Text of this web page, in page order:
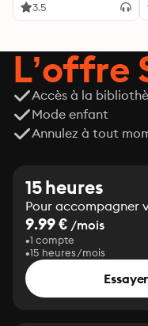
3.5
L’offre
Accès à la
Mode enfant
Annulez à tout
15 heures
Pour accompagner
9.99 € /mois
1 compte
15 heures/mois